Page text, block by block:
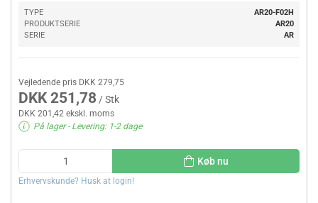
TYPE
AR20-F02H
PRODUKTSERIE
AR20
SERIE
AR
Vejledende pris DKK 279,75
DKK 251,78 / Stk
DKK 201,42 ekskl. moms
På lager- Levering: 1-2 dage
Køb nu
Erhvervskunde? Husk at login!